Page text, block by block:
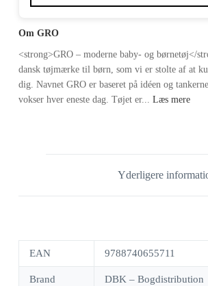
Om GRO
<strong>GRO – moderne baby- og børnetøj</
dansk tøjmærke til børn, som vi er stolte af at
dig. Navnet GRO er baseret på idéen og
vokser hver eneste dag. Tøjet er... Læs mere
Yderligere
EAN 9788740655711
Brand DBK – Bogdistribution